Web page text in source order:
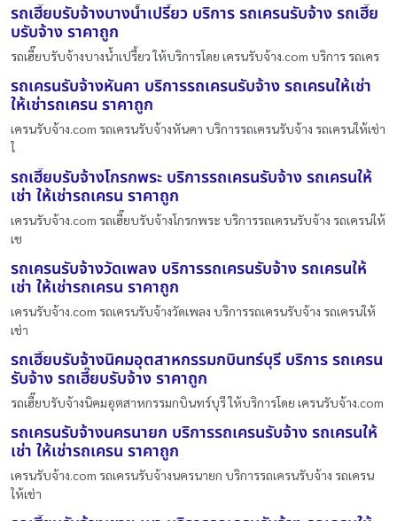
รถเฮี๊ยบรับจ้างบางน้ำเปรี้ยว บริการ รถเครนรับจ้าง รถเฮี๊ย
บรับจ้าง ราคาถูก
รถเฮี๊ยบรับจ้างบางน้ำเปรี้ยว ให้บริการโดย เครนรับจ้าง.com บริการ รถเคร
รถเครนรับจ้างหันคา บริการรถเครนรับจ้าง รถเครนให้เช่า
ให้เช่ารถเครน ราคาถูก
เครนรับจ้าง.com รถเครนรับจ้างหันคา บริการรถเครนรับจ้าง รถเครนให้เช่า
ใ
รถเฮี๊ยบรับจ้างโกรกพระ บริการรถเครนรับจ้าง รถเครนให้
เช่า ให้เช่ารถเครน ราคาถูก
เครนรับจ้าง.com รถเฮี๊ยบรับจ้างโกรกพระ บริการรถเครนรับจ้าง รถเครนให้
เช
รถเครนรับจ้างวัดเพลง บริการรถเครนรับจ้าง รถเครนให้
เช่า ให้เช่ารถเครน ราคาถูก
เครนรับจ้าง.com รถเครนรับจ้างวัดเพลง บริการรถเครนรับจ้าง รถเครนให้
เช่า
รถเฮี๊ยบรับจ้างนิคมอุตสาหกรรมกบินทร์บุรี บริการ รถเครน
รับจ้าง รถเฮี๊ยบรับจ้าง ราคาถูก
รถเฮี๊ยบรับจ้างนิคมอุตสาหกรรมกบินทร์บุรี ให้บริการโดย เครนรับจ้าง.com
รถเครนรับจ้างนครนายก บริการรถเครนรับจ้าง รถเครนให้
เช่า ให้เช่ารถเครน ราคาถูก
เครนรับจ้าง.com รถเครนรับจ้างนครนายก บริการรถเครนรับจ้าง รถเครน
ให้เช่า